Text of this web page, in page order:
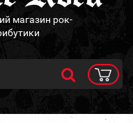
магазин рок-